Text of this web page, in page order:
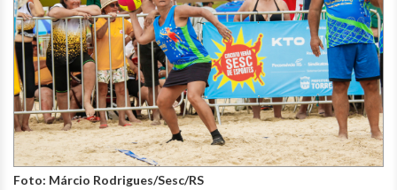
Foto: Márcio Rodrigues/Sesc/RS